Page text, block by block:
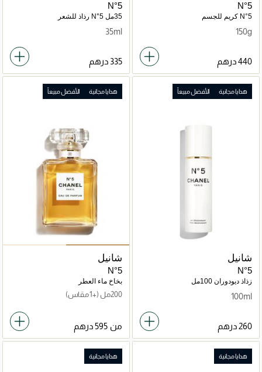
N°5
N°5 كريم للجسم
150g
N°5
35مل N°5 رذاذ للشعر
35ml
هدايا مجانية الأفضل مبيعاً
شانيل
N°5
زذاذ ديودوران 100مل
100ml
هدايا مجانية الأفضل مبيعاً
شانيل
N°5
بخاخ ماء العطر
200مل (+1 مقاس)
من
هدايا مجانية هدايا مجانية